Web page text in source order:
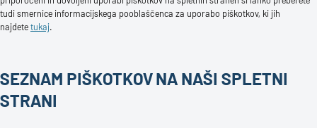
tudi smernice informacijskega pooblaščenca za uporabo piškotkov, ki jih
najdetetukaj.
SEZNAM PIŠKOTKOV NA NAŠI SPLETNI
STRANI